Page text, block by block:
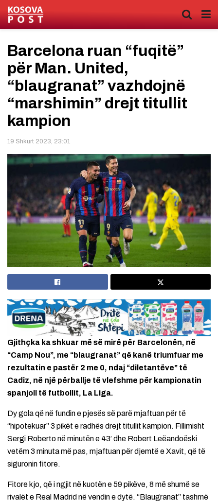
Barcelona ruan “fuqitë”
për Man. United,
“blaugranat” vazhdojnë
“marshimin” drejt titullit
kampion
19 Shkurt 2023, 23:01
Gjithçka ka shkuar më së mirë për Barcelonën, në
“Camp Nou”, me “blaugranat” që kanë triumfuar me
rezultatin e pastër 2 me 0, ndaj “diletantëve” të
Cadiz, në një përballje të vlefshme për kampionatin
spanjoll të futbollit, La Liga.
Dy gola që në fundin e pjesës së parë mjaftuan për të
“hipotekuar” 3 pikët e radhës drejt titullit kampion. Fillimisht
Sergi Roberto në minutën e 43’ dhe Robert Leëandoëski
vetëm 3 minuta më pas, mjaftuan për djemtë e Xavit, që të
siguronin fitore.
Fitore kjo, që i ngjit në kuotën e 59 pikëve, 8 më shumë se
rivalët e Real Madrid në vendin e dytë. “Blaugranat” tashmë